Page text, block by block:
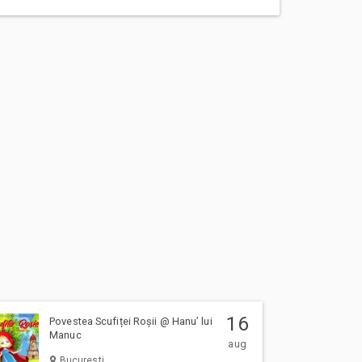
Povestea Scufiței Roșii @ Hanu’ lui
Manuc
16
aug